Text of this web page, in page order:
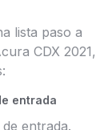
lista paso a
CDX 2021,
entrada
entrada.